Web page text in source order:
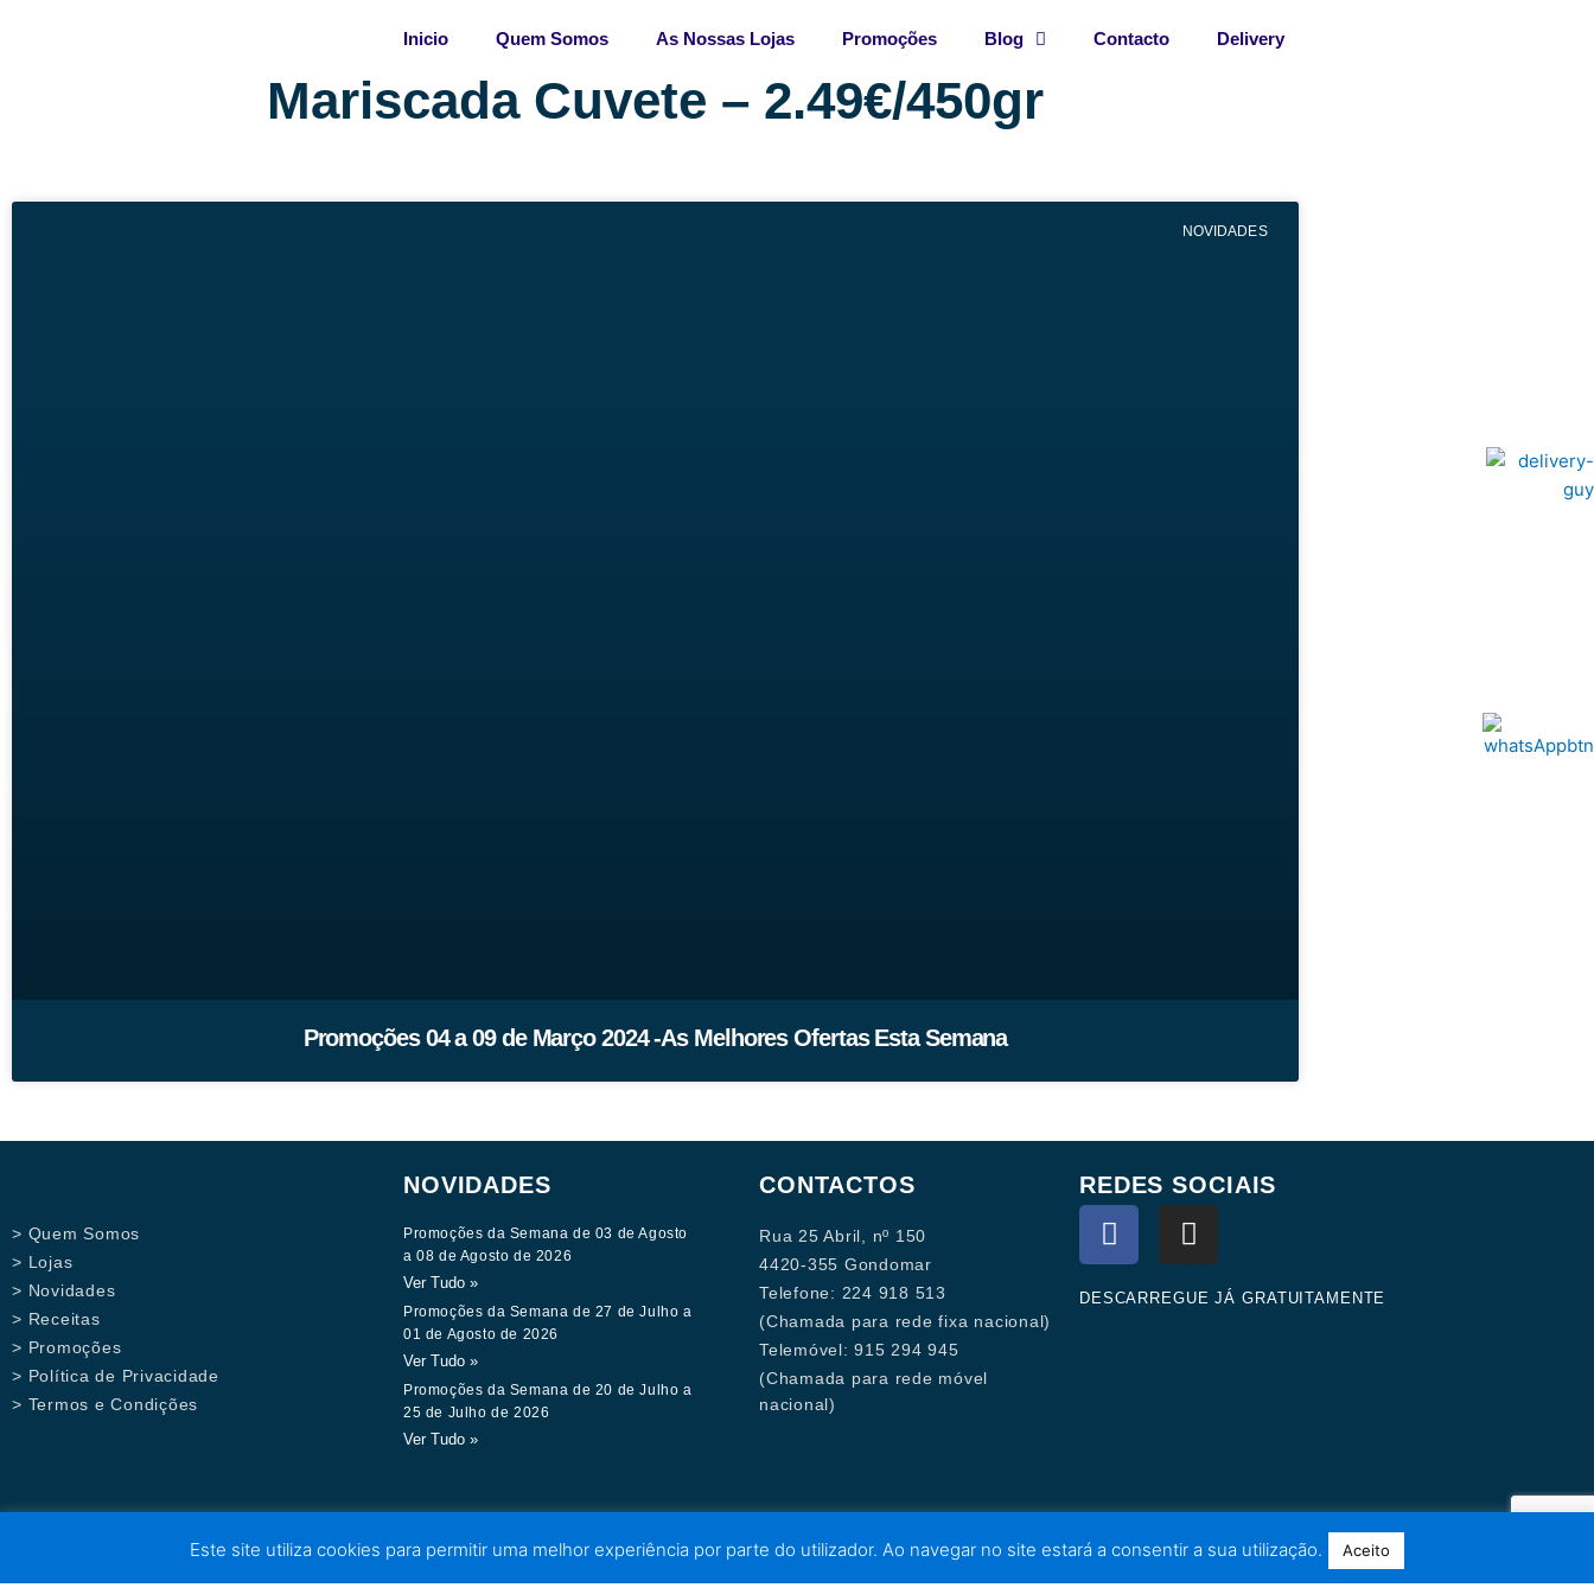
Inicio Quem Somos As Nossas Lojas Promoções Blog Contacto Delivery
Mariscada Cuvete – 2.49€/450gr
NOVIDADES
Promoções 04 a 09 de Março 2024 -As Melhores Ofertas Esta Semana
> Quem Somos
> Lojas
> Novidades
> Receitas
> Promoções
> Política de Privacidade
> Termos e Condições
NOVIDADES
Promoções da Semana de 03 de Agosto
a 08 de Agosto de 2026
Ver Tudo »
Promoções da Semana de 27 de Julho a
01 de Agosto de 2026
Ver Tudo »
Promoções da Semana de 20 de Julho a
25 de Julho de 2026
Ver Tudo »
CONTACTOS
Rua 25 Abril, nº 150
4420-355 Gondomar
Telefone: 224 918 513
(Chamada para rede fixa nacional)
Telemóvel: 915 294 945
(Chamada para rede móvel
nacional)
REDES SOCIAIS
F
a
c
e
I
n
s
t
DESCARREGUE JÁ GRATUITAMENTE
Este site utiliza cookies para permitir uma melhor experiência por parte do utilizador. Ao navegar no site estará a consentir a sua utilização. Aceito